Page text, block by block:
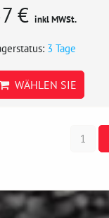
€inkl MWSt.
3 Tage
WÄHLEN SIE
1